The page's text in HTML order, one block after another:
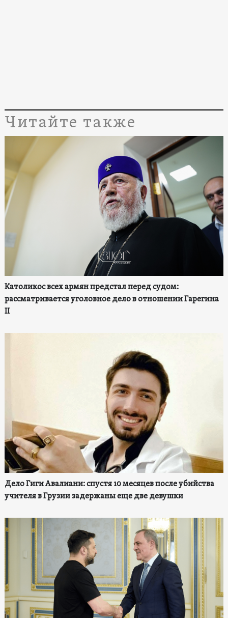
Читайте также
Католикос всех армян предстал перед судом:
рассматривается уголовное дело в отношении Гарегина
II
Дело Гиги Авалиани: спустя 10 месяцев после убийства
учителя в Грузии задержаны еще две девушки